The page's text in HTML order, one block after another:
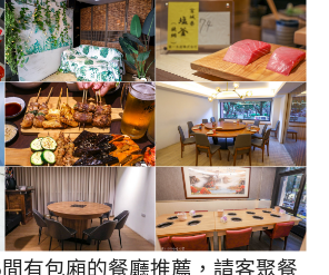
間有包廂的餐廳推薦，請客聚餐